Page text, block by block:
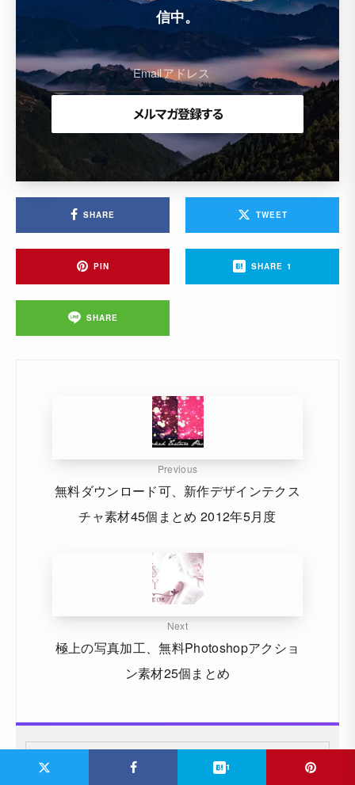
信中。
SHARE TWEET
PIN SHARE 1
SHARE
Previous
無料ダウンロード可、新作デザインテクス
チャ素材45個まとめ 2012年5月度
Next
極上の写真加工、無料Photoshopアクショ
ン素材25個まとめ
1